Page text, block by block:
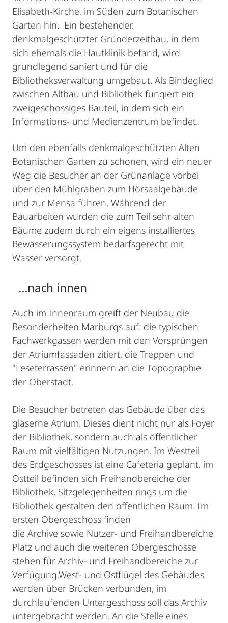
Elisabeth-Kirche, im Süden zum Botanischen
Garten hin. Ein bestehender,
denkmalgeschützter Gründerzeitbau, in dem
sich ehemals die Hautklinik befand, wird
grundlegend saniert und für die
Bibliotheksverwaltung umgebaut. Als Bindeglied
zwischen Altbau und Bibliothek fungiert ein
zweigeschossiges Bauteil, in dem sich ein
Informations- und Medienzentrum befindet.
Um den ebenfalls denkmalgeschützten Alten
Botanischen Garten zu schonen, wird ein neuer
Weg die Besucher an der Grünanlage vorbei
über den Mühlgraben zum Hörsaalgebäude
und zur Mensa führen. Während der
Bauarbeiten wurden die zum Teil sehr alten
Bäume zudem durch ein eigens installiertes
Bewässerungssystem bedarfsgerecht mit
Wasser versorgt.
...nach innen
Auch im Innenraum greift der Neubau die
Besonderheiten Marburgs auf: die typischen
Fachwerkgassen werden mit den Vorsprüngen
der Atriumfassaden zitiert, die Treppen und
"Leseterrassen" erinnern an die Topographie
der Oberstadt.
Die Besucher betreten das Gebäude über das
gläserne Atrium. Dieses dient nicht nur als Foyer
der Bibliothek, sondern auch als öffentlicher
Raum mit vielfältigen Nutzungen. Im Westteil
des Erdgeschosses ist eine Cafeteria geplant, im
Ostteil befinden sich Freihandbereiche der
Bibliothek, Sitzgelegenheiten rings um die
Bibliothek gestalten den öffentlichen Raum. Im
ersten Obergeschoss finden
die Archive sowie Nutzer- und Freihandbereiche
Platz und auch die weiteren Obergeschosse
stehen für Archiv- und Freihandbereiche zur
Verfügung.West- und Ostflügel des Gebäudes
werden über Brücken verbunden, im
durchlaufenden Untergeschoss soll das Archiv
untergebracht werden. An die Stelle eines